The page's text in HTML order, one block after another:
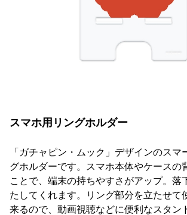
スマホ用リングホルダー
「ガチャピン・ムック」デザインのスマ
グホルダーです。スマホ本体やケースの
ことで、端末の持ちやすさがアップ。落
たしてくれます。リング部分を立たせて
来るので、動画視聴などに便利なスタン